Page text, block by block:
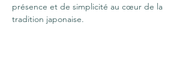
présence et de simplicité au cœur de la
tradition japonaise.